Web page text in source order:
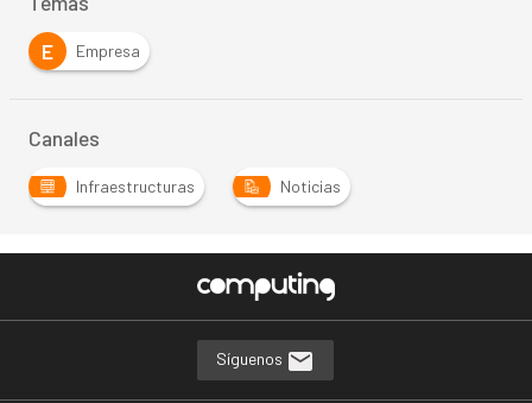
E
Empresa
Canales
Infraestructuras Noticias
Síguenos